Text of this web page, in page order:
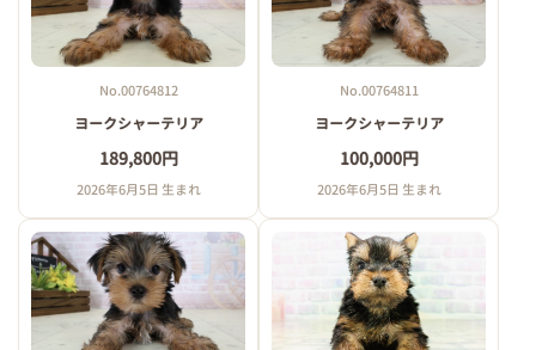
No.00764812
ヨークシャーテリア
189,800円
2026年6月5日 生まれ
No.00764811
ヨークシャーテリア
100,000円
2026年6月5日 生まれ